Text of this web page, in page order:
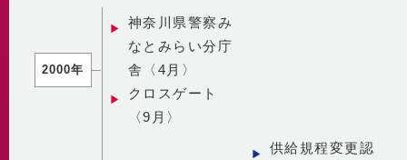
2000年
神奈川県警察み
なとみらい分庁
舎〈4月〉
クロスゲート
〈9月〉
供給規程変更認